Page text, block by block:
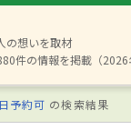
の想いを取材
件の情報を掲載（2026
予約可 の検索結果